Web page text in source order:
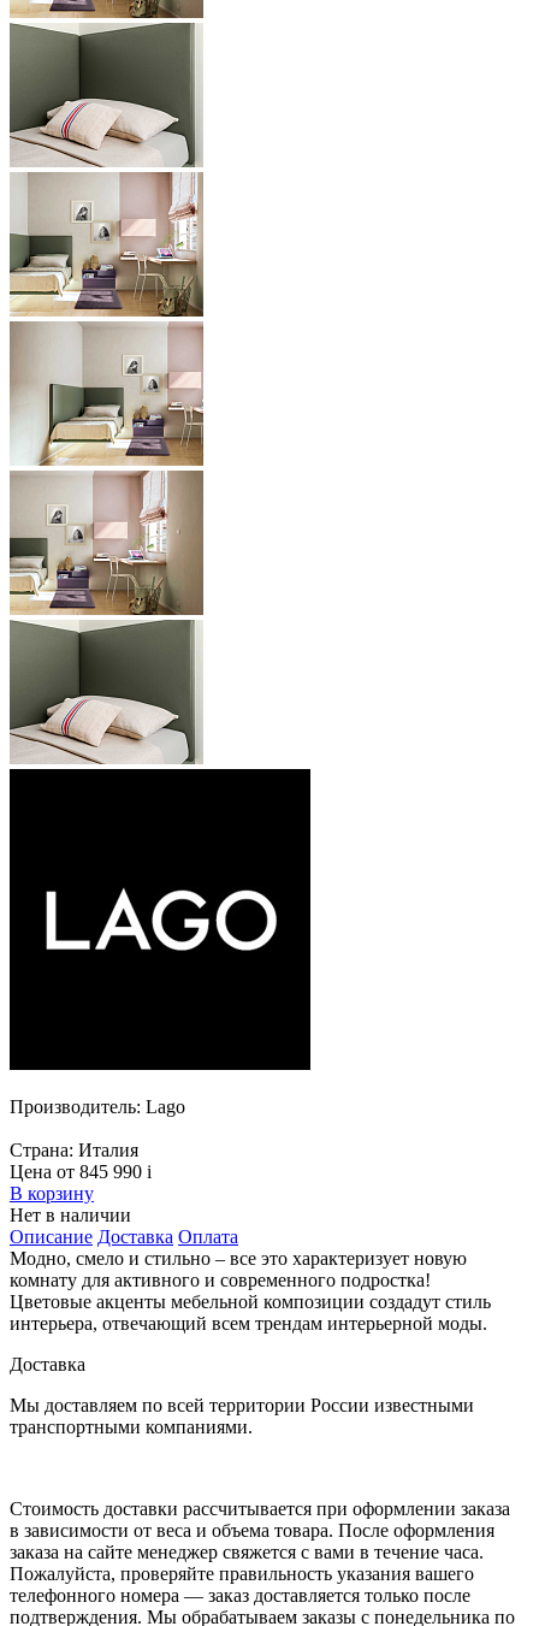
Производитель: Lago
Страна: Италия
Цена от 845 990 i
В корзину
Нет в наличии
Описание Доставка Оплата
Модно, смело и стильно – все это характеризует новую
комнату для активного и современного подростка!
Цветовые акценты мебельной композиции создадут стиль
интерьера, отвечающий всем трендам интерьерной моды.
Доставка
Мы доставляем по всей территории России известными
транспортными компаниями.
Стоимость доставки рассчитывается при оформлении заказа
в зависимости от веса и объема товара. После оформления
заказа на сайте менеджер свяжется с вами в течение часа.
Пожалуйста, проверяйте правильность указания вашего
телефонного номера — заказ доставляется только после
подтверждения. Мы обрабатываем заказы с понедельника по